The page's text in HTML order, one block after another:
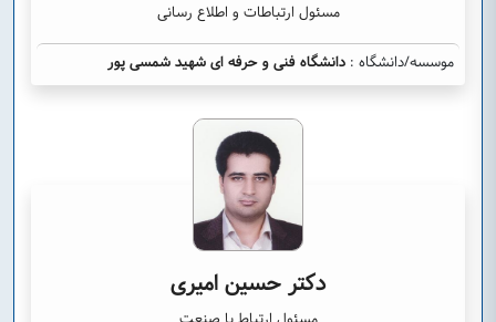
مسئول ارتباطات و اطلاع رسانی
موسسه/دانشگاه : دانشگاه فنی و حرفه ای شهید شمسی پور
دکتر حسین امیری